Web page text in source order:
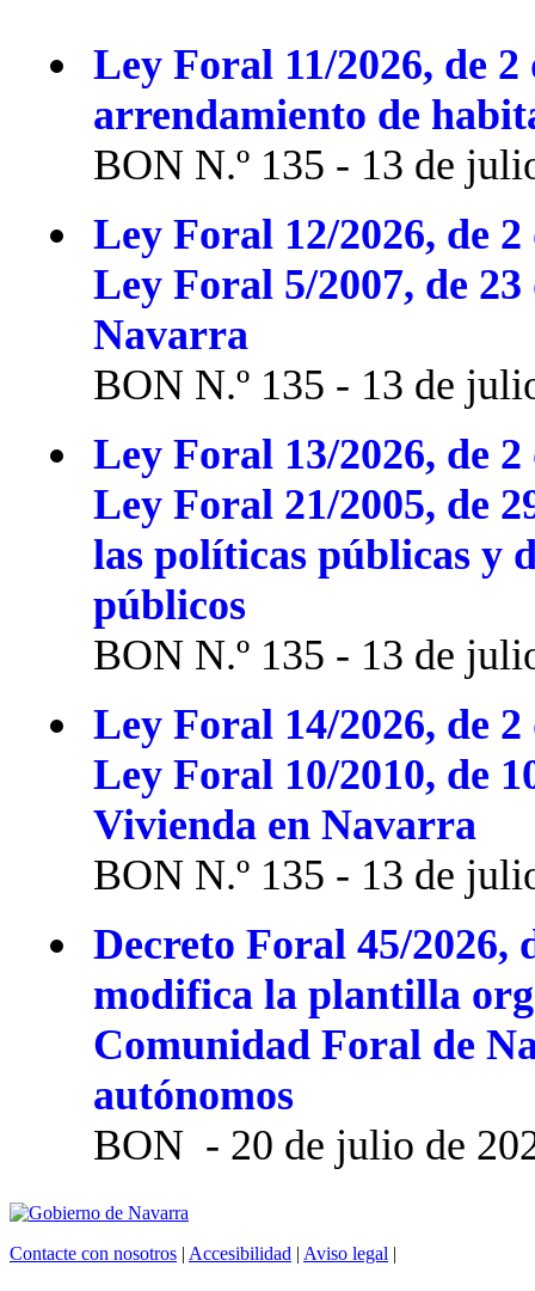
Ley Foral 11/2026, de
arrendamiento de
BON N.º 135 - 13 de
Ley Foral 12/2026, de
Ley Foral 5/2007, de
Navarra
BON N.º 135 - 13 de
Ley Foral 13/2026, de
Ley Foral 21/2005, de
las políticas públicas y
públicos
BON N.º 135 - 13 de
Ley Foral 14/2026, de
Ley Foral 10/2010, de
Vivienda en Navarra
BON N.º 135 - 13 de
Decreto Foral 45/2026,
modifica la plantilla
Comunidad Foral de
autónomos
BON - 20 de julio de
Contacte con nosotros | Accesibilidad | Aviso legal |